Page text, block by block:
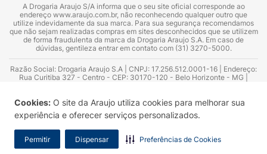
Cookies: O site da Araujo utiliza cookies para melhorar sua
experiência e oferecer serviços personalizados.
Permitir Dispensar Preferências de Cookies
A Drogaria Araujo S/A informa que o seu site oficial corresponde ao
endereço www.araujo.com.br, não reconhecendo qualquer outro que
utilize indevidamente da sua marca. Para sua segurança recomendamos
que não sejam realizadas compras em sites desconhecidos que se utilizem
de forma fraudulenta da marca da Drogaria Araujo S.A. Em caso de
dúvidas, gentileza entrar em contato com (31) 3270-5000.
Razão Social: Drogaria Araujo S.A | CNPJ: 17.256.512.0001-16 | Endereço:
Rua Curitiba 327 - Centro - CEP: 30170-120 - Belo Horizonte - MG |
Azevedo Guimarães – CRF 10.965 | Yasmin Silva Alvarenga – CRF 52.584 -
Consultor substituto: Thiago Aguiar Pinheiro - CRF Nº 13.748. Alvará
Sanitário: 2025020713 | Autorização de Funcionamento da Empresa (AFE):